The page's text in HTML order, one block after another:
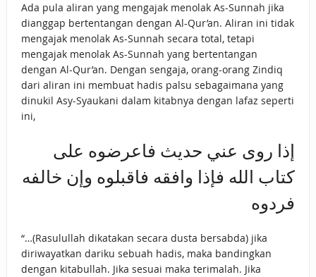
Ada pula aliran yang mengajak menolak As-Sunnah jika
dianggap bertentangan dengan Al-Qur’an. Aliran ini tidak
mengajak menolak As-Sunnah secara total, tetapi
mengajak menolak As-Sunnah yang bertentangan
dengan Al-Qur’an. Dengan sengaja, orang-orang Zindiq
dari aliran ini membuat hadis palsu sebagaimana yang
dinukil Asy-Syaukani dalam kitabnya dengan lafaz seperti
ini,
إذا روى عني حديث فاعرضوه على
كتاب الله فإذا وافقه فاقبلوه وإن خالفه
فردوه
“…(Rasulullah dikatakan secara dusta bersabda) jika
diriwayatkan dariku sebuah hadis, maka bandingkan
dengan kitabullah. Jika sesuai maka terimalah. Jika